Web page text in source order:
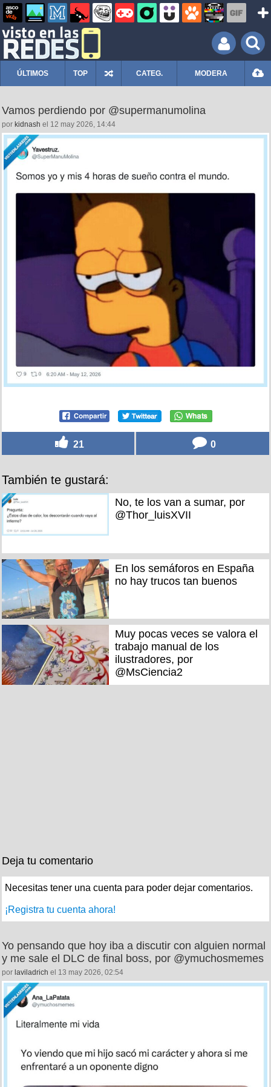
ÚLTIMOS TOP CATEG. MODERA
Vamos perdiendo por @supermanumolina
por kidnash el 12 may 2026, 14:44
21 0
También te gustará:
No, te los van a sumar, por
@Thor_luisXVII
En los semáforos en España
no hay trucos tan buenos
Muy pocas veces se valora el
trabajo manual de los
ilustradores, por
@MsCiencia2
Deja tu comentario
Necesitas tener una cuenta para poder dejar comentarios.
¡Registra tu cuenta ahora!
Yo pensando que hoy iba a discutir con alguien normal
y me sale el DLC de final boss, por @ymuchosmemes
por laviladrich el 13 may 2026, 02:54